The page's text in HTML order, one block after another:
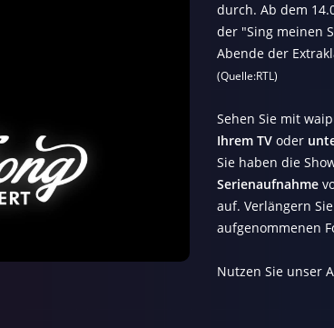
durch. Ab dem
der "Sing meinen
Abende der
(Quelle:RTL)
Sehen Sie mit
Ihrem TV oder
Sie haben die
Serienaufnahme
auf. Verlängern
aufgenommenen
Nutzen Sie unser